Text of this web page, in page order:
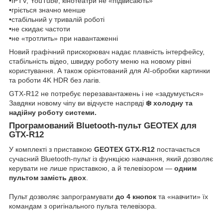
•гріється значно менше
•стабільний у тривалій роботі
•не скидає частоти
•не «тротлить» при навантаженні
Новий графічний прискорювач надає плавність інтерфейсу,
стабільність відео, швидку роботу меню на новому рівні
користування. А також орієнтований для AI-обробки картинки
та роботи 4K HDR без лагів.
GTX-R12 не потребує перезавантажень і не «задумується»
Завдяки новому чіпу ви відчуєте наспрвді ❄️ холодну та
надійну роботу системи.
Програмований Bluetooth-пульт GEOTEX для
GTX-R12
У комплекті з приставкою GEOTEX GTX-R12 постачається
сучасний Bluetooth-пульт із функцією навчання, який дозволяє
керувати не лише приставкою, а й телевізором — одним
пультом замість двох.
Пульт дозволяє запрограмувати до 4 кнопок та «навчити» їх
командам з оригінального пульта телевізора.